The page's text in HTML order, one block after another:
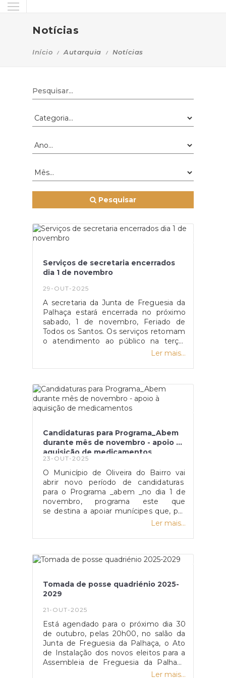
Notícias
Início Autarquia Notícias
Pesquisar
Serviços de secretaria encerrados
dia 1 de novembro
29-OUT-2025
A secretaria da Junta de Freguesia da
Palhaça estará encerrada no próximo
sabado, 1 de novembro, Feriado de
Todos os Santos. Os serviços retomam
o atendimento ao público na terça-
feira, como é habitual, entre as 19h00 e
9h30 - 12h30.
Ler mais...
Candidaturas para Programa_Abem
durante mês de novembro - apoio à
aquisição de medicamentos
23-OUT-2025
O Município de Oliveira do Bairro vai
abrir novo período de candidaturas
para o Programa _abem _no dia 1 de
novembro, programa este que
se destina a apoiar munícipes que, por
força da sua condição económica, não
prescrita pelo seu médico.As
Cartão _abem_ podem ser
derequerimento, preferencialmente
após entrevista social de pré-avaliação
por parte dos serviços de Ação Social
se também disponível no site do
Município, em www.cm-olb.pt [1], e
pode ser também obtido no Serviço de
Ação Social e Idade Maior, entre as
9h00 e as 12h30 e das 14h00 às
16h30.Relembre-se que o Cartão
Ler mais...
Tomada de posse quadriénio 2025-
2029
21-OUT-2025
Está agendado para o próximo dia 30
de outubro, pelas 20h00, no salão da
Junta de Freguesia da Palhaça, o Ato
de Instalação dos novos eleitos para a
Assembleia de Freguesia da Palhaça
(consultar EDITAL).Após esta
Ler mais...